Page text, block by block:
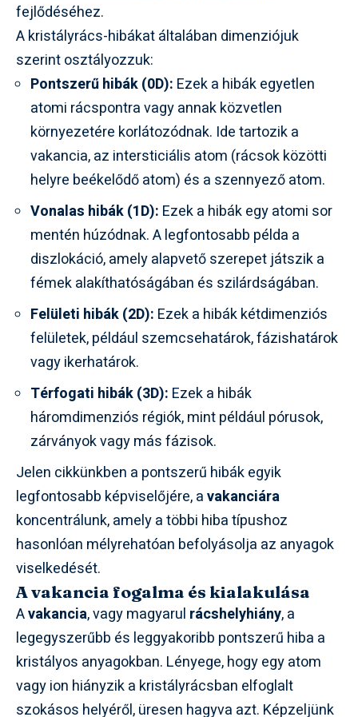
fejlődéséhez.
A kristályrács-hibákat általában dimenziójuk
szerint osztályozzuk:
Pontszerű hibák (0D): Ezek a hibák egyetlen
atomi rácspontra vagy annak közvetlen
környezetére korlátozódnak. Ide tartozik a
vakancia, az intersticiális atom (rácsok közötti
helyre beékelődő atom) és a szennyező atom.
Vonalas hibák (1D): Ezek a hibák egy atomi sor
mentén húzódnak. A legfontosabb példa a
diszlokáció, amely alapvető szerepet játszik a
fémek alakíthatóságában és szilárdságában.
Felületi hibák (2D): Ezek a hibák kétdimenziós
felületek, például szemcsehatárok, fázishatárok
vagy ikerhatárok.
Térfogati hibák (3D): Ezek a hibák
háromdimenziós régiók, mint például pórusok,
zárványok vagy más fázisok.
Jelen cikkünkben a pontszerű hibák egyik
legfontosabb képviselőjére, avakanciára
koncentrálunk, amely a többi hiba típushoz
hasonlóan mélyrehatóan befolyásolja az anyagok
viselkedését.
A vakancia fogalma és kialakulása
Avakancia, vagy magyarul rácshelyhiány, a
legegyszerűbb és leggyakoribb pontszerű hiba a
kristályos anyagokban. Lényege, hogy egy atom
vagy ion hiányzik a kristályrácsban elfoglalt
szokásos helyéről, üresen hagyva azt. Képzeljünk